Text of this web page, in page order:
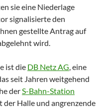
sie eine Niederlage
signalisierte den
gestellte Antrag auf
wird.
ist die DB Netz AG, eine
seit Jahren weitgehend
derS-Bahn-Station
der Halle und angrenzende